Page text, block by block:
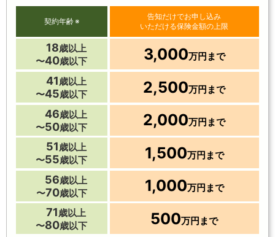
契約年齢※
18歳以上
〜40歳以下
41歳以上
〜45歳以下
46歳以上
〜50歳以下
51歳以上
〜55歳以下
56歳以上
〜70歳以下
71歳以上
〜80歳以下
告知だけでお申し込み
いただける保険金額の上限
3,000万円まで
2,500万円まで
2,000万円まで
1,500万円まで
1,000万円まで
500万円まで